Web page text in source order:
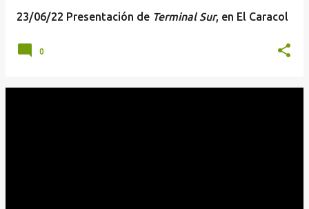
23/06/22 Presentación de Terminal Sur, en El Caracol
0